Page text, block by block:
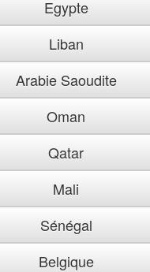
Egypte
Liban
Arabie Saoudite
Oman
Qatar
Mali
Sénégal
Belgique